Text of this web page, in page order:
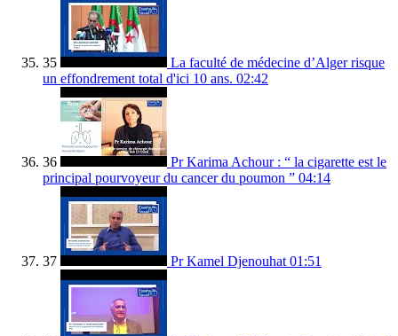
35
La faculté de médecine d’Alger risque
un effondrement total d'ici 10 ans. 02:42
36
Pr Karima Achour : “ la cigarette est le
principal pourvoyeur du cancer du poumon ” 04:14
37 Pr Kamel Djenouhat 01:51